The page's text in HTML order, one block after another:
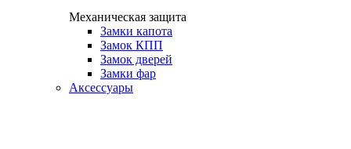
Механическая защита
Замки капота
Замок КПП
Замок дверей
Замки фар
Аксессуары